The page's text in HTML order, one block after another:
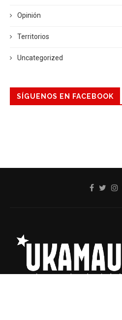
Opinión
Territorios
Uncategorized
SÍGUENOS EN FACEBOOK